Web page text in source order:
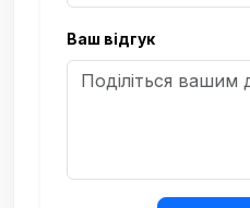
Ваш відгук